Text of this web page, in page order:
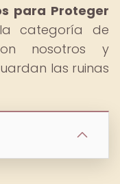
para Proteger
categoría de
nosotros y
las ruinas